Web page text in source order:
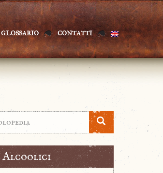
GLOSSARIO CONTATTI
Alcoolici